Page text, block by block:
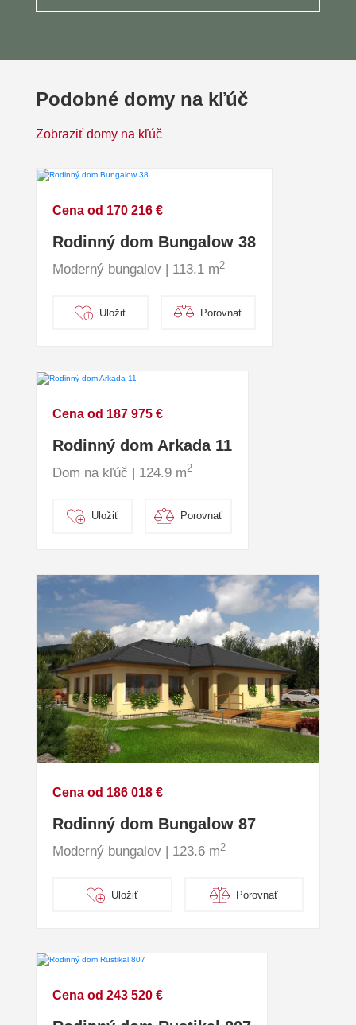
Podobné domy na kľúč
Zobraziť domy na kľúč
Cena od 170 216 €
Rodinný dom Bungalow 38
Moderný bungalov | 113.1 m2
Uložiť Porovnať
Cena od 187 975 €
Rodinný dom Arkada 11
Dom na kľúč | 124.9 m2
Uložiť Porovnať
Cena od 186 018 €
Rodinný dom Bungalow 87
Moderný bungalov | 123.6 m2
Uložiť Porovnať
Cena od 243 520 €